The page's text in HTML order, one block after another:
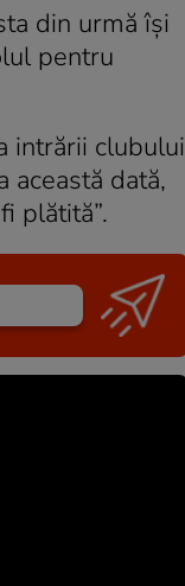
din urmă îşi
pentru
intrării clubului
această dată,
plătită”.